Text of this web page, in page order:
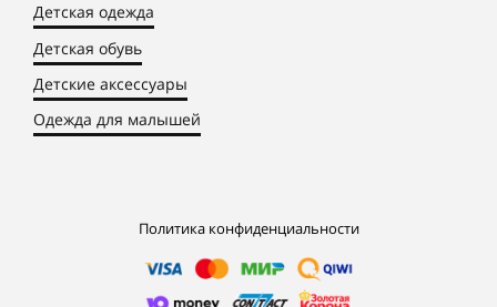
Детская одежда
Детская обувь
Детские аксессуары
Одежда для малышей
Политика конфиденциальности